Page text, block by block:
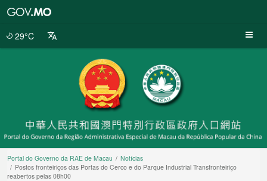
29°C
Portal do Governo da RAE de Macau
Notícias
Postos fronteiriços das Portas do Cerco e do Parque Industrial Transfronteiriço
reabertos pelas 08h00